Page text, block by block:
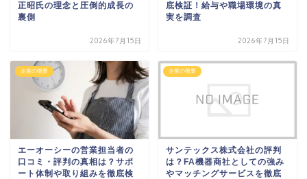
正昭氏の理念と圧倒的成長の
裏側
2026年7月15日
底検証！給与や職場環境の真
実を調査
2026年7月15日
企業の概要
エーオーシーの営業担当者の
口コミ・評判の真相は？サポ
ート体制や取り組みを徹底検
企業の概要
サンテックス株式会社の評判
は？FA機器商社としての強み
やマッチングサービスを徹底